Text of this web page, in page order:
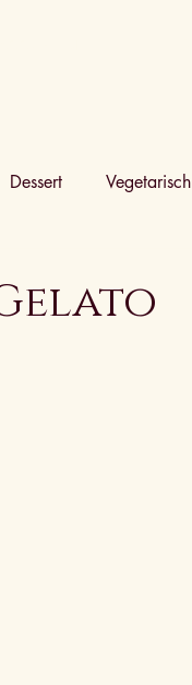
Dessert Vegetarisch